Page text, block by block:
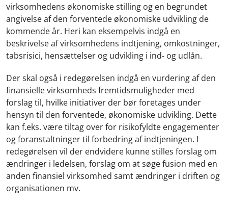
virksomhedens økonomiske stilling og en begrundet
angivelse af den forventede økonomiske udvikling de
kommende år. Heri kan eksempelvis indgå en
beskrivelse af virksomhedens indtjening, omkostninger,
tabsrisici, hensættelser og udvikling i ind- og udlån.
Der skal også i redegørelsen indgå en vurdering af den
finansielle virksomheds fremtidsmuligheder med
forslag til, hvilke initiativer der bør foretages under
hensyn til den forventede, økonomiske udvikling. Dette
kan f.eks. være tiltag over for risikofyldte engagementer
og foranstaltninger til forbedring af indtjeningen. I
redegørelsen vil der endvidere kunne stilles forslag om
ændringer i ledelsen, forslag om at søge fusion med en
anden finansiel virksomhed samt ændringer i driften og
organisationen mv.